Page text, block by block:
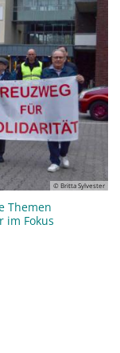
© Britta Sylvester
Themen
im Fokus